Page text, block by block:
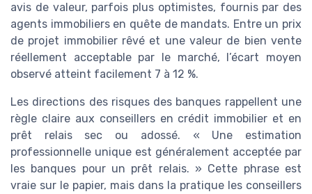
avis de valeur, parfois plus optimistes, fournis par des
agents immobiliers en quête de mandats. Entre un prix
de projet immobilier rêvé et une valeur de bien vente
réellement acceptable par le marché, l’écart moyen
observé atteint facilement 7 à 12 %.
Les directions des risques des banques rappellent une
règle claire aux conseillers en crédit immobilier et en
prêt relais sec ou adossé. « Une estimation
professionnelle unique est généralement acceptée par
les banques pour un prêt relais. » Cette phrase est
vraie sur le papier, mais dans la pratique les conseillers